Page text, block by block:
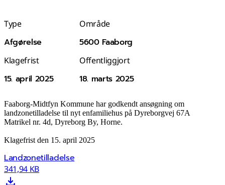
Type
Afgørelse
Område
5600 Faaborg
Klagefrist
15. april 2025
Offentliggjort
18. marts 2025
Faaborg-Midtfyn Kommune har godkendt ansøgning om
landzonetilladelse til nyt enfamiliehus på Dyreborgvej 67A
Matrikel nr. 4d, Dyreborg By, Horne.
Klagefrist den 15. april 2025
Landzonetilladelse
341,94 KB